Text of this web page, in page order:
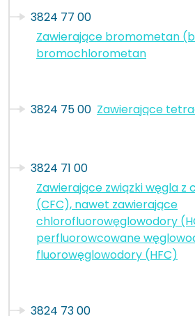
3824 77 00
Zawierające bromometan
bromochlorometan
3824 75 00 Zawierające
3824 71 00
Zawierające związki węgla z
(CFC), nawet zawierające
chlorofluorowęglowodory
perfluorowcowane
fluorowęglowodory (HFC)
3824 73 00